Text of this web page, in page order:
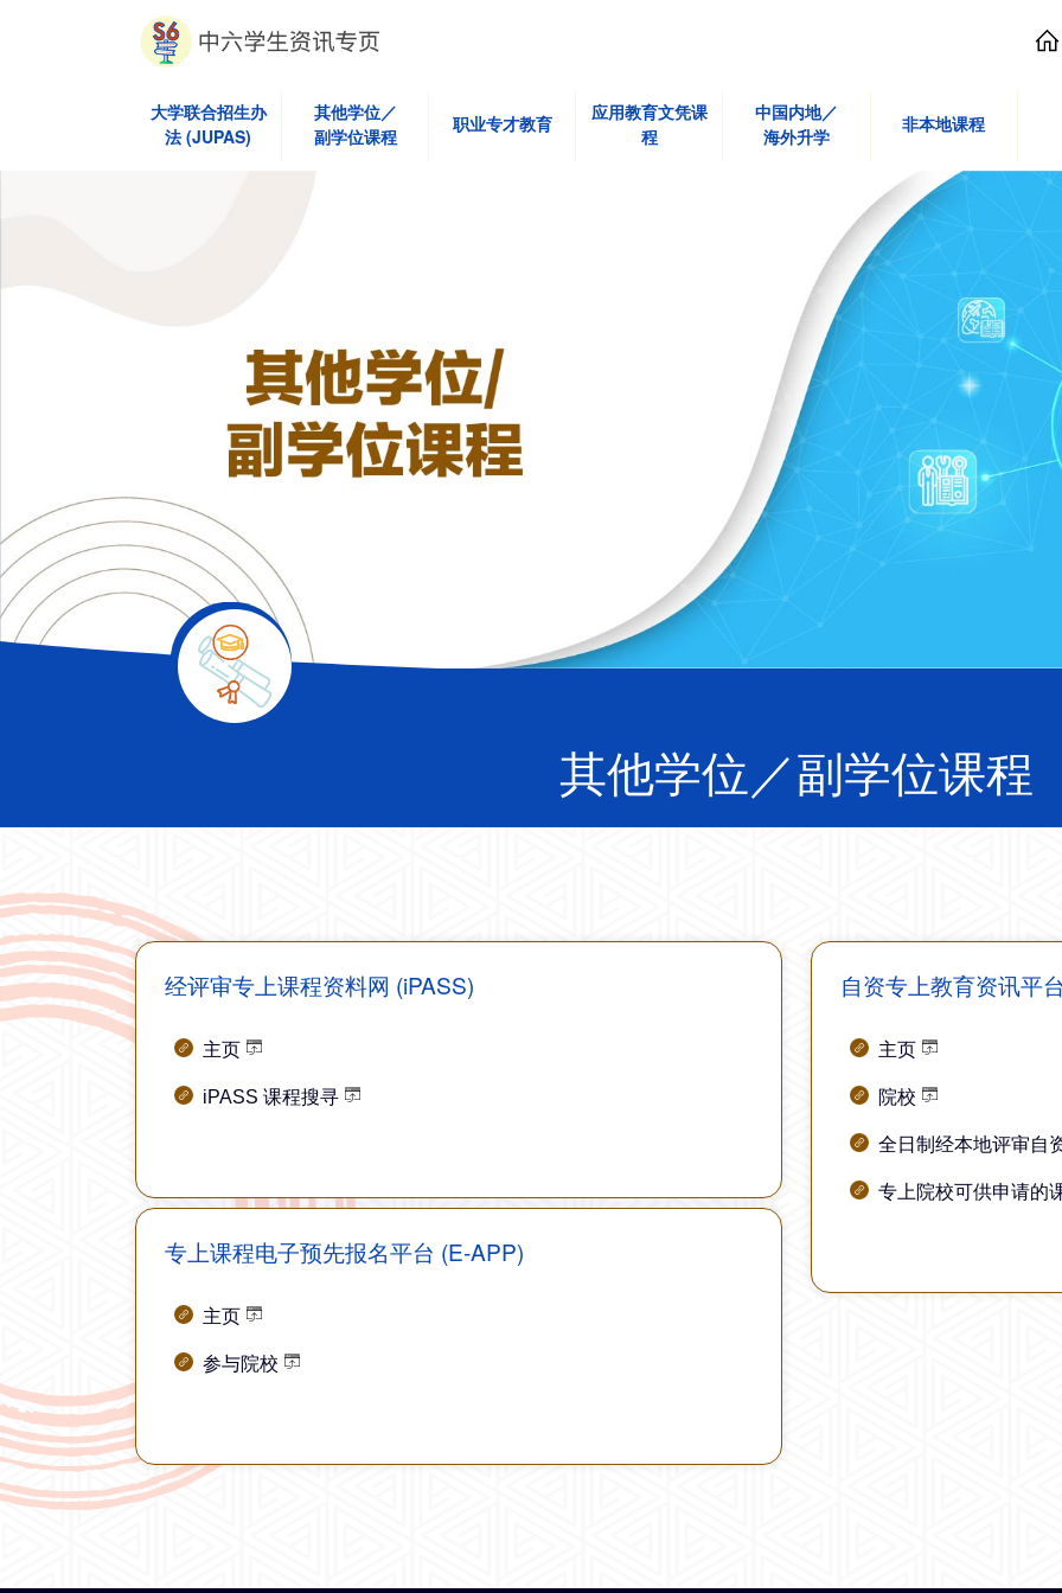
大学联合招生办
法 (JUPAS)
其他学位／
副学位课程
职业专才教育
应用教育文凭课
程
中国内地／
海外升学
非本地课程
其他学位／副学位课程
经评审专上课程资料网 (iPASS)
主页
iPASS 课程搜寻
自资专上教育资讯平
主页
院校
全日制经本地评审自
专上院校可供申请的
专上课程电子预先报名平台 (E-APP)
主页
参与院校